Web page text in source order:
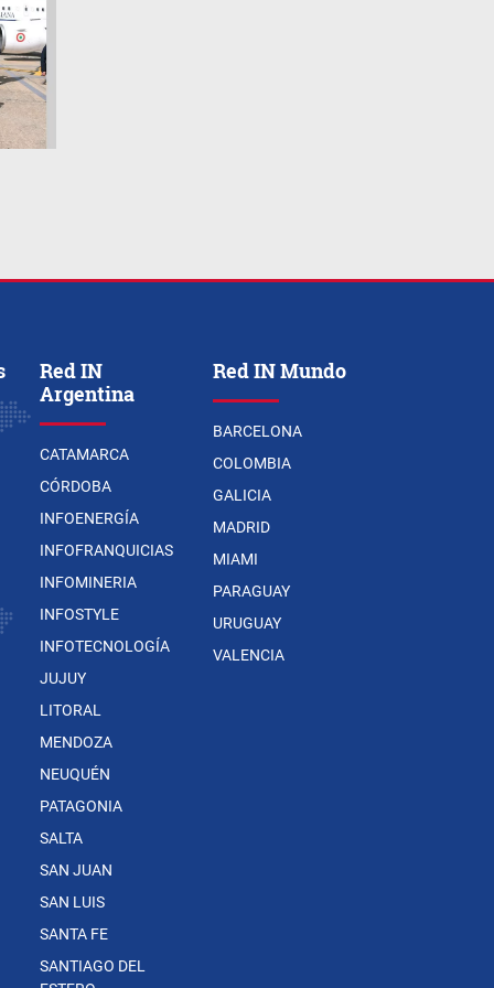
Red IN
Argentina
CATAMARCA
CÓRDOBA
INFOENERGÍA
INFOFRANQUICIAS
INFOMINERIA
INFOSTYLE
INFOTECNOLOGÍA
JUJUY
LITORAL
MENDOZA
NEUQUÉN
PATAGONIA
SALTA
SAN JUAN
SAN LUIS
SANTA FE
SANTIAGO DEL
Red IN Mundo
BARCELONA
COLOMBIA
GALICIA
MADRID
MIAMI
PARAGUAY
URUGUAY
VALENCIA